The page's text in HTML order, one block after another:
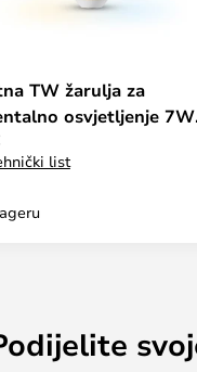
TW žarulja za
osvjetljenje 7W
zlatna E27 - WiZ
list